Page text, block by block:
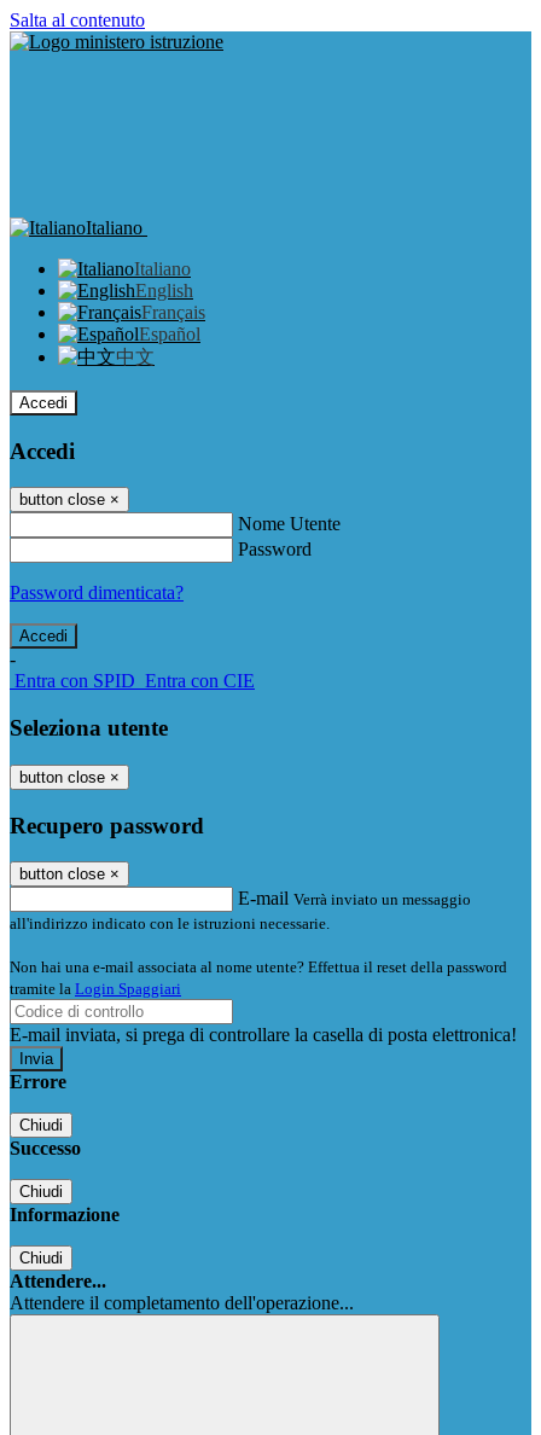
Salta al contenuto
Italiano
Italiano
English
Français
Español
中文
Accedi
Accedi
button close ×
Nome Utente
Password
Password dimenticata?
-
Entra con SPID Entra con CIE
Seleziona utente
button close ×
Recupero password
button close ×
E-mail Verrà inviato un messaggio
all'indirizzo indicato con le istruzioni necessarie.
Non hai una e-mail associata al nome utente? Effettua il reset della password
tramite la Login Spaggiari
E-mail inviata, si prega di controllare la casella di posta elettronica!
Errore
Chiudi
Successo
Chiudi
Informazione
Chiudi
Attendere...
Attendere il completamento dell'operazione...